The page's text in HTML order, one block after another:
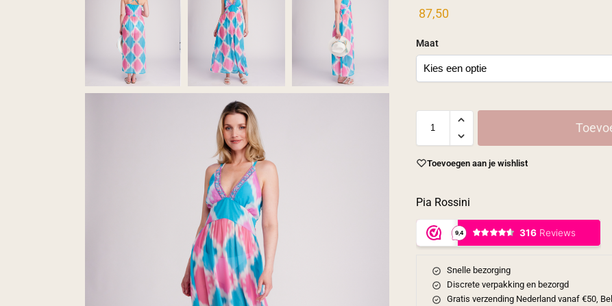
87,50
Maat
Toevoegen aan je wishlist
Pia Rossini
Snelle bezorging
Discrete verpakking en bezorgd
Gratis verzending Nederland vanaf €50,